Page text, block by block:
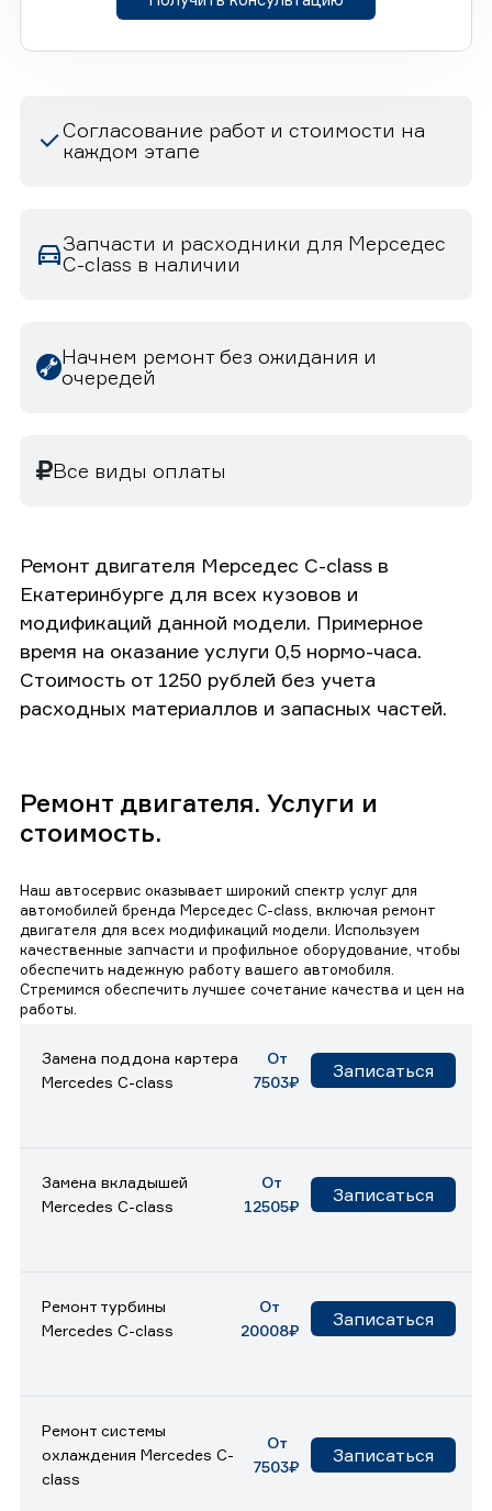
Согласование работ и стоимости на
каждом этапе
Запчасти и расходники для Мерседес
C-class в наличии
Начнем ремонт без ожидания и
очередей
Все виды оплаты
Ремонт двигателя Мерседес C-class в
Екатеринбурге для всех кузовов и
модификаций данной модели. Примерное
время на оказание услуги 0,5 нормо-часа.
Стоимость от 1250 рублей без учета
расходных материаллов и запасных частей.
Ремонт двигателя. Услуги и
стоимость.
Наш автосервис оказывает широкий спектр услуг для
автомобилей бренда Мерседес C-class, включая ремонт
двигателя для всех модификаций модели. Используем
качественные запчасти и профильное оборудование, чтобы
обеспечить надежную работу вашего автомобиля.
Стремимся обеспечить лучшее сочетание качества и цен на
работы.
Замена поддона картера
Mercedes C-class
От
7503₽
Записаться
Замена вкладышей
Mercedes C-class
От
12505₽
Записаться
Ремонт турбины
Mercedes C-class
От
20008₽
Записаться
Ремонт системы
охлаждения Mercedes C-
class
От
7503₽
Записаться